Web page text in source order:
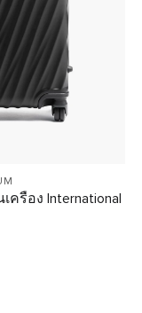
ครื่อง International